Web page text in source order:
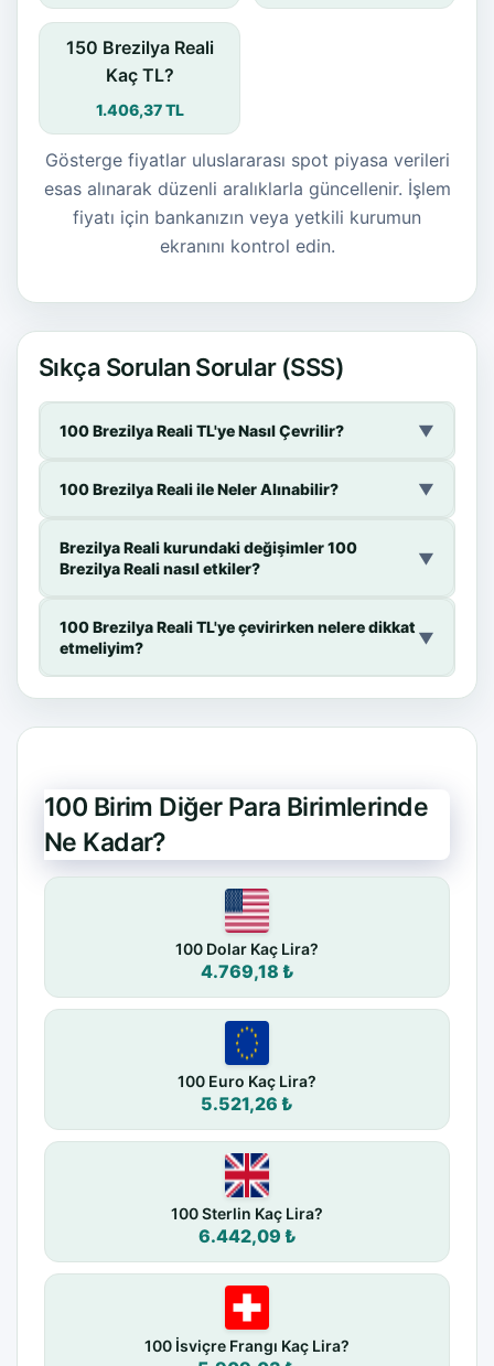
150 Brezilya Reali
Kaç TL?
1.406,37 TL
Gösterge fiyatlar uluslararası spot piyasa verileri
esas alınarak düzenli aralıklarla güncellenir. İşlem
fiyatı için bankanızın veya yetkili kurumun
ekranını kontrol edin.
Sıkça Sorulan Sorular (SSS)
100 Brezilya Reali TL'ye Nasıl Çevrilir? ▼
100 Brezilya Reali ile Neler Alınabilir? ▼
Brezilya Reali kurundaki değişimler 100
Brezilya Reali nasıl etkiler?
▼
100 Brezilya Reali TL'ye çevirirken nelere dikkat
etmeliyim?
▼
100 Birim Diğer Para Birimlerinde
Ne Kadar?
100 Dolar Kaç Lira?
4.769,18 ₺
100 Euro Kaç Lira?
5.521,26 ₺
100 Sterlin Kaç Lira?
6.442,09 ₺
100 İsviçre Frangı Kaç Lira?